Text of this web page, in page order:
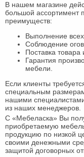
из
ротанга
Садовая
мебель
Косметологическое
оборудование
В нашем магазине
большой ассортимент
преимуществ:
Выполнение всех
Соблюдение
Поставка
Гарантия
мебели.
Если клиенты
специальным
нашими
из наших менеджеров.
С «Мебеласка» Вы
приобретаемую
продукцию по низкой
своими денежными
защитой договорных